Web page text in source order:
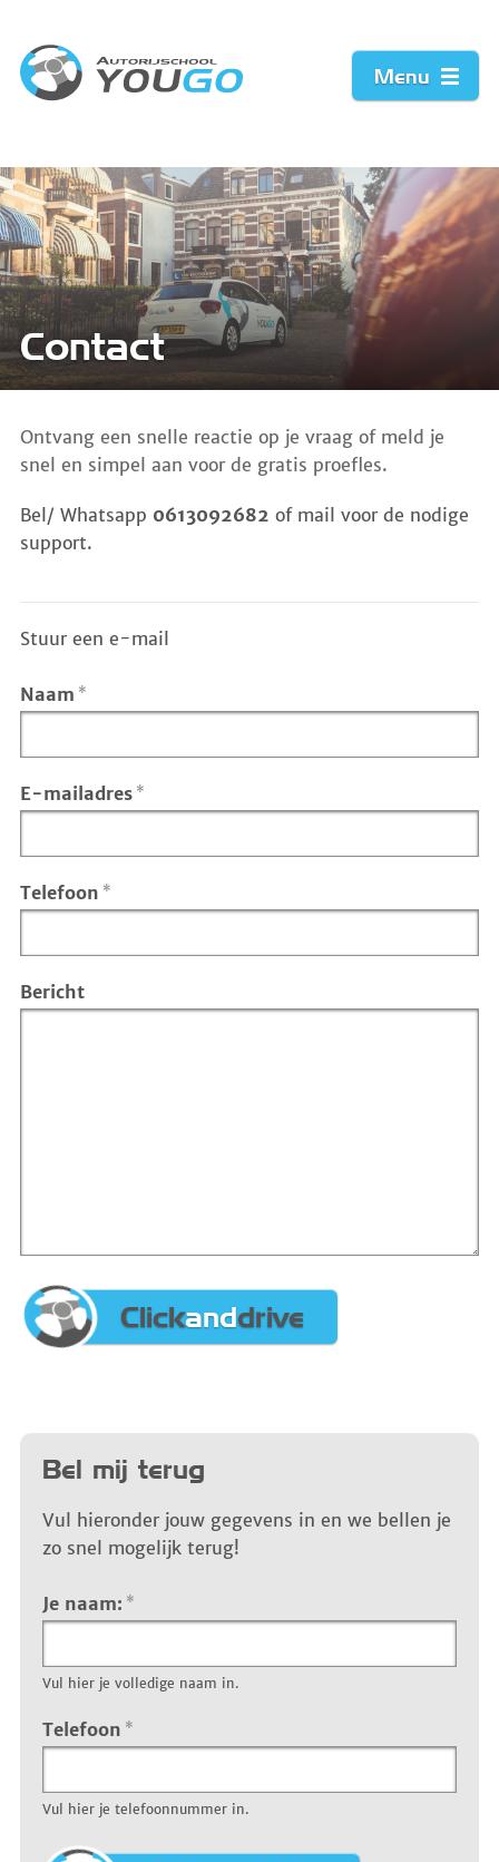
Menu
Home
Prijzen
Werkwijze
Acties
Contact
Contact
Ontvang een snelle reactie op je vraag ofmeld je
snel en simpel aan voor de gratis proefles.
Bel/ Whatsapp 0613092682 of mail voor de nodige
support.
Stuur een e-mail
Naam *
E-mailadres *
Telefoon *
Bericht
Clickanddrive
Bel mij terug
Vul hieronder jouw gegevens in en we bellen je
zo snel mogelijk terug!
Je naam: *
Vul hier je volledige naam in.
Telefoon *
Vul hier je telefoonnummer in.